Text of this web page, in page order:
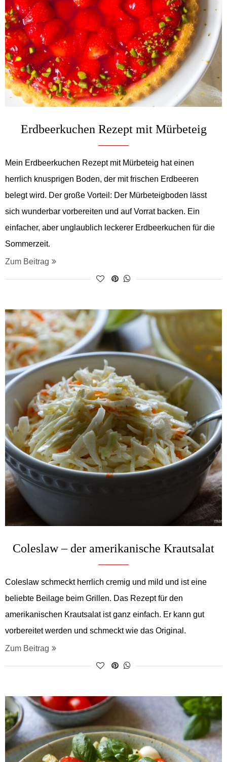
Erdbeerkuchen Rezept mit Mürbeteig
Mein Erdbeerkuchen Rezept mit Mürbeteig hat einen
herrlich knusprigen Boden, der mit frischen Erdbeeren
belegt wird. Der große Vorteil: Der Mürbeteigboden lässt
sich wunderbar vorbereiten und auf Vorrat backen. Ein
einfacher, aber unglaublich leckerer Erdbeerkuchen für die
Sommerzeit.
Zum Beitrag
Coleslaw – der amerikanische Krautsalat
Coleslaw schmeckt herrlich cremig und mild und ist eine
beliebte Beilage beim Grillen. Das Rezept für den
amerikanischen Krautsalat ist ganz einfach. Er kann gut
vorbereitet werden und schmeckt wie das Original.
Zum Beitrag